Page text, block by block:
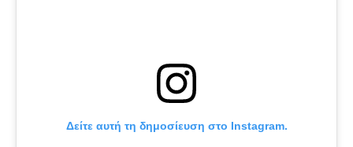
Δείτε αυτή τη δημοσίευση στο Instagram.